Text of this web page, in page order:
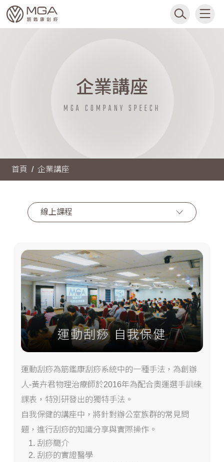
企業講座
MGA COMPANY SPEECH
首頁 企業講座
線上課程
運動刮痧 自我保健
運動刮痧為筋鑑康刮痧系統中的一種手法，為創辦
人-黃卉君物理治療師於2016年為配合奧運選手訓練
課表，特別研發出的獨特手法。
自我保健的講座中，將針對辦公室族群的常見問
題，進行刮痧的知識分享與實際操作。
刮痧簡介
刮痧的實證醫學